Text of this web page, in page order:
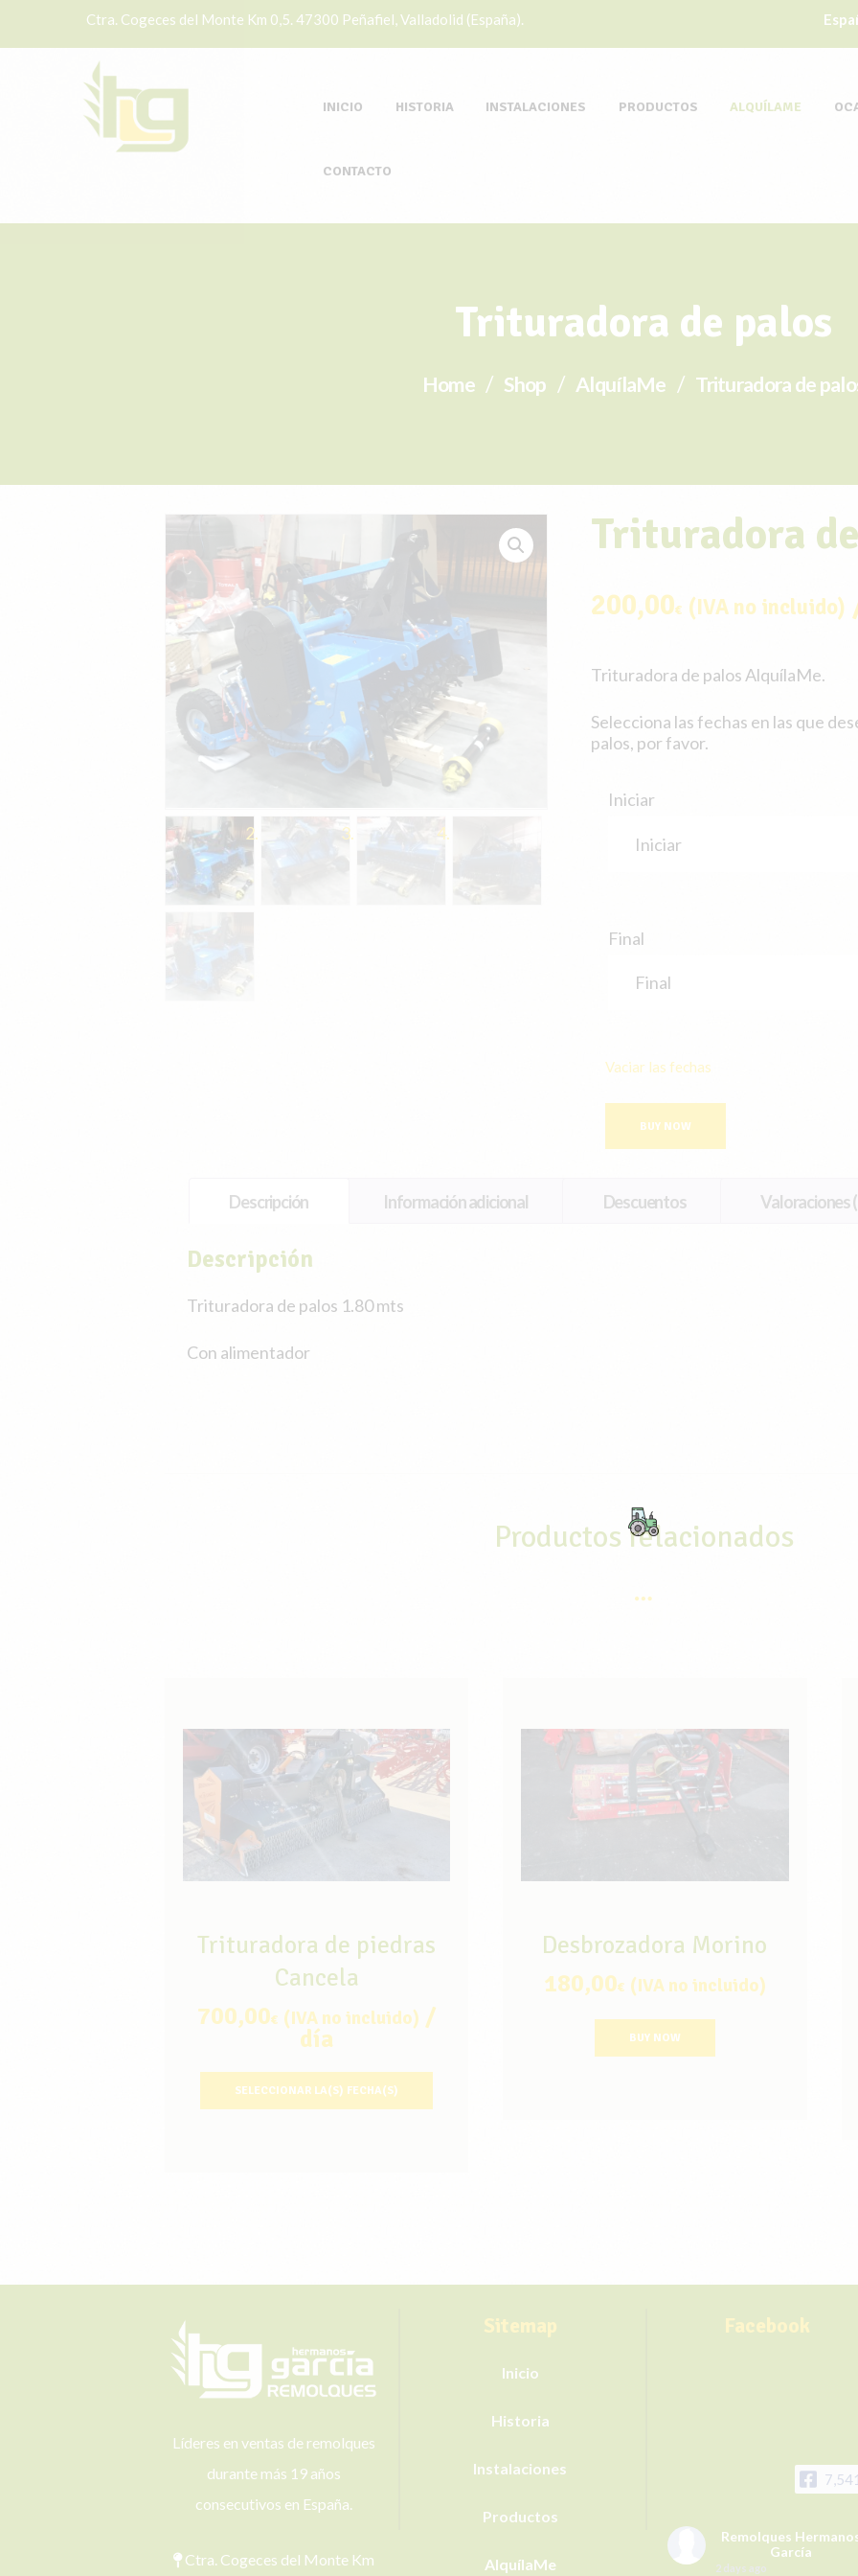
Ctra. Cogeces del Monte Km 0,5. 47300 Peñafiel, Valladolid (España).
INICIO HISTORIA INSTALACIONES PRODUCTOS ALQUÍLAME
CONTACTO
Trituradora de palos
Home Shop AlquílaMe Trituradora de
Trituradora
200,00€ (IVA no incluido)
Trituradora de palos AlquílaMe.
Selecciona las fechas en las que
palos, por favor.
Iniciar
Final
Vaciar las fechas
BUY NOW
Descripción Información adicional Descuentos Valoraciones
Descripción
Trituradora de palos 1.80 mts
Con alimentador
Productos relacionados
Trituradora de piedras
Cancela
700,00€ (IVA no incluido) /
día
SELECCIONAR LA(S) FECHA(S)
Desbrozadora Morino
180,00€ (IVA no incluido)
BUY NOW
Líderes en ventas de remolques
durante más 19 años
consecutivos en España.
Ctra. Cogeces del Monte Km
Sitemap
Inicio
Historia
Instalaciones
Productos
AlquílaMe
Facebook
Remolques
García
2 days ago